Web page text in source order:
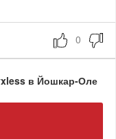
в Йошкар-Оле